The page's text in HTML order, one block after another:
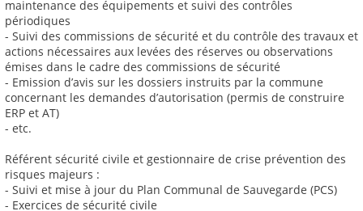
maintenance des équipements et suivi des contrôles
périodiques
- Suivi des commissions de sécurité et du contrôle des travaux et
actions nécessaires aux levées des réserves ou observations
émises dans le cadre des commissions de sécurité
- Emission d’avis sur les dossiers instruits par la commune
concernant les demandes d’autorisation (permis de construire
ERP et AT)
- etc.
Référent sécurité civile et gestionnaire de crise prévention des
risques majeurs :
- Suivi et mise à jour du Plan Communal de Sauvegarde (PCS)
- Exercices de sécurité civile